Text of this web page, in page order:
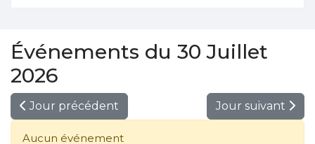
Événements du 30 Juillet
2026
Jour précédent Jour suivant
Aucun événement